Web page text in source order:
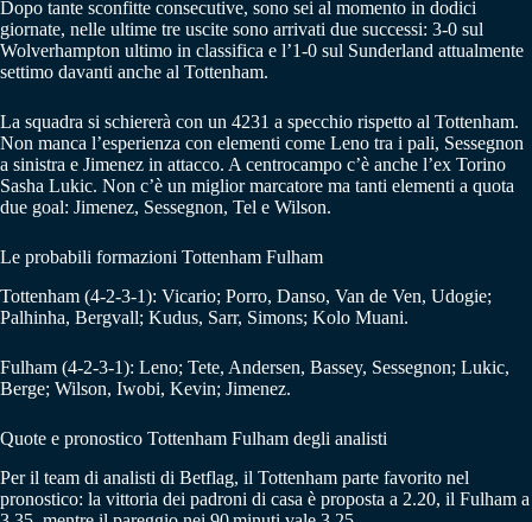
Dopo tante sconfitte consecutive, sono sei al momento in dodici
giornate, nelle ultime tre uscite sono arrivati due successi: 3-0 sul
Wolverhampton ultimo in classifica e l’1-0 sul Sunderland attualmente
settimo davanti anche al Tottenham.
La squadra si schiererà con un 4231 a specchio rispetto al Tottenham.
Non manca l’esperienza con elementi come Leno tra i pali, Sessegnon
a sinistra e Jimenez in attacco. A centrocampo c’è anche l’ex Torino
Sasha Lukic. Non c’è un miglior marcatore ma tanti elementi a quota
due goal: Jimenez, Sessegnon, Tel e Wilson.
Le probabili formazioni Tottenham Fulham
Tottenham (4-2-3-1): Vicario; Porro, Danso, Van de Ven, Udogie;
Palhinha, Bergvall; Kudus, Sarr, Simons; Kolo Muani.
Fulham (4-2-3-1): Leno; Tete, Andersen, Bassey, Sessegnon; Lukic,
Berge; Wilson, Iwobi, Kevin; Jimenez.
Quote e pronostico Tottenham Fulham degli analisti
Per il team di analisti di Betflag, il Tottenham parte favorito nel
pronostico: la vittoria dei padroni di casa è proposta a 2.20, il Fulham a